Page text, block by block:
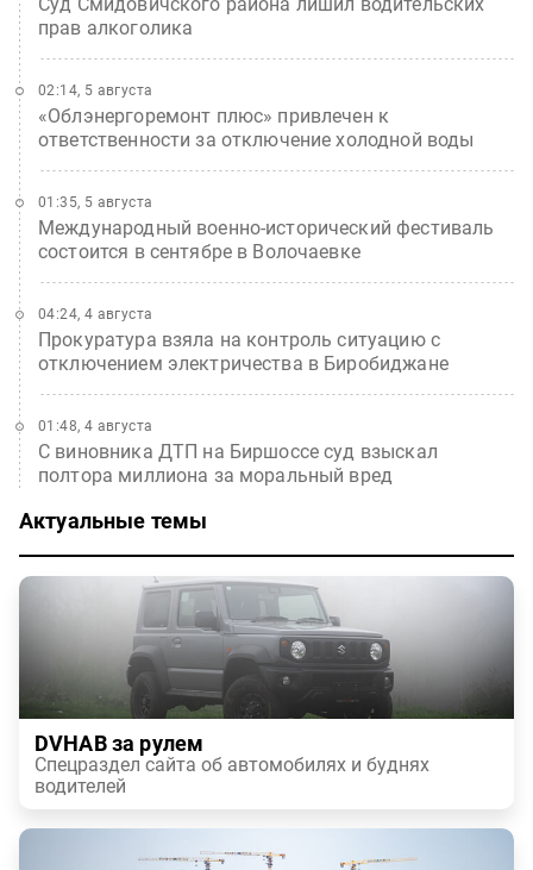
прав алкоголика
«Облэнергоремонт плюс» привлечен к
ответственности за отключение холодной воды
02:14, 5 августа
Международный военно-исторический фестиваль
состоится в сентябре в Волочаевке
01:35, 5 августа
Прокуратура взяла на контроль ситуацию с
отключением электричества в Биробиджане
04:24, 4 августа
С виновника ДТП на Биршоссе суд взыскал
полтора миллиона за моральный вред
01:48, 4 августа
Актуальные темы
DVHAB за рулем
Спецраздел сайта об автомобилях и буднях
водителей